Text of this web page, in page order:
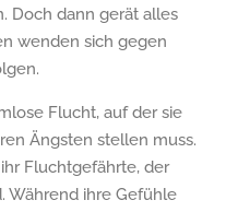
Doch dann gerät alles
wenden sich gegen
Flucht, auf der sie
Ängsten stellen muss.
Fluchtgefährte, der
Während ihre Gefühle